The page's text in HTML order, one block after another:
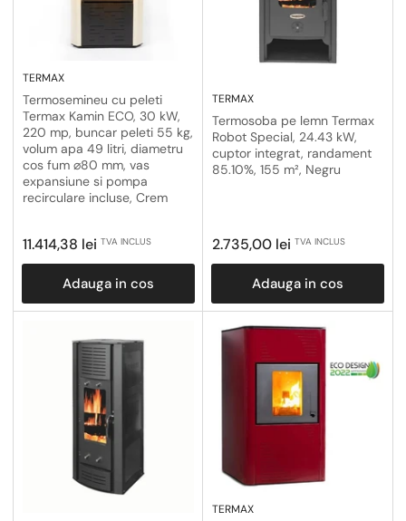
TERMAX
Termosemineu cu peleti
Termax Kamin ECO, 30 kW,
220 mp, buncar peleti 55 kg,
volum apa 49 litri, diametru
cos fum ⌀80 mm, vas
expansiune si pompa
recirculare incluse, Crem
Pret
obisnuit
11.414,38 lei TVA INCLUS
Adauga in cos
TERMAX
Termosoba pe lemn Termax
Robot Special, 24.43 kW,
cuptor integrat, randament
85.10%, 155 m², Negru
Pret
obisnuit
2.735,00 lei TVA INCLUS
Adauga in cos
TERMAX